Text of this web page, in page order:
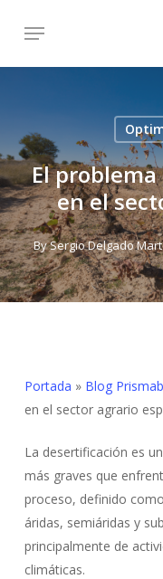
Menu
El
en el
BySergio Delgado
Portada » Blog Prismab
en el sector agrario
La desertificación es
más graves que
proceso, definido
áridas, semiáridas y
principalmente de
climáticas.